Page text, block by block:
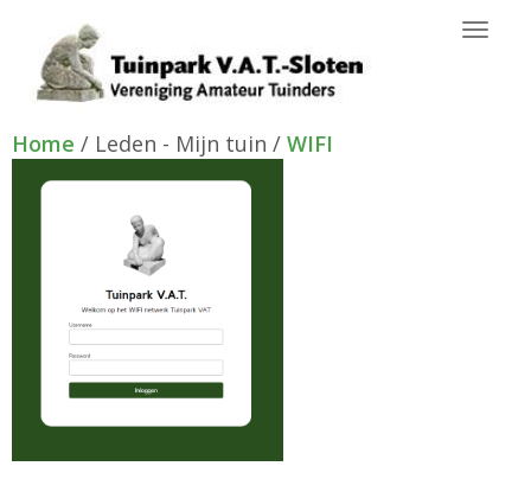
Home / Leden - Mijn tuin / WIFI